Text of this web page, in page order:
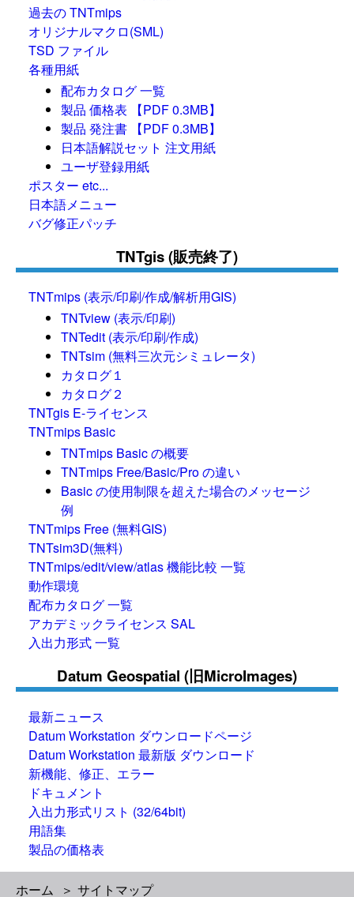
過去の TNTmips
オリジナルマクロ(SML)
TSD ファイル
各種用紙
配布カタログ 一覧
製品 価格表 【PDF 0.3MB】
製品 発注書 【PDF 0.3MB】
日本語解説セット 注文用紙
ユーザ登録用紙
ポスター etc...
日本語メニュー
バグ修正パッチ
TNTgis (販売終了)
TNTmips (表示/印刷/作成/解析用GIS)
TNTview (表示/印刷)
TNTedit (表示/印刷/作成)
TNTsim (無料三次元シミュレータ)
カタログ１
カタログ２
TNTgis E-ライセンス
TNTmips Basic
TNTmips Basic の概要
TNTmips Free/Basic/Pro の違い
Basic の使用制限を超えた場合のメッセージ
例
TNTmips Free (無料GIS)
TNTsim3D(無料)
TNTmips/edit/view/atlas 機能比較 一覧
動作環境
配布カタログ 一覧
アカデミックライセンス SAL
入出力形式 一覧
Datum Geospatial (旧MicroImages)
最新ニュース
Datum Workstation ダウンロードページ
Datum Workstation 最新版 ダウンロード
新機能、修正、エラー
ドキュメント
入出力形式リスト (32/64bit)
用語集
製品の価格表
ホーム サイトマップ